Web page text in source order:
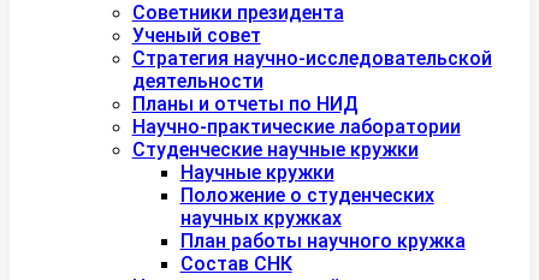
Советники президента
Ученый совет
Стратегия научно-исследовательской
деятельности
Планы и отчеты по НИД
Научно-практические лаборатории
Студенческие научные кружки
Научные кружки
Положение о студенческих
научных кружках
План работы научного кружка
Состав СНК